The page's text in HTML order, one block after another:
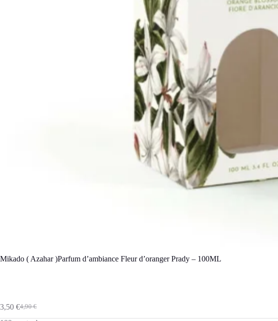
Mikado ( Azahar )Parfum d’ambiance Fleur d’oranger Prady – 100ML
4,90€
Le
3,50 €Le